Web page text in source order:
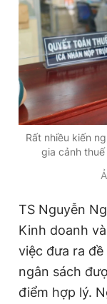
T
m
e
o
Rất nhiều kiến
gia cảnh
TS Nguyễn
Kinh doanh
việc đưa ra
ngân sách
điểm hợp lý.